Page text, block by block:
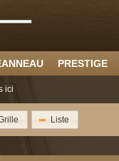
PRESTIGE
ici
Liste